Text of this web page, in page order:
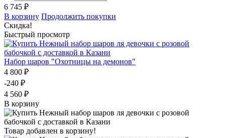
6 745 ₽
В корзину Продолжить покупки
Скидка!
Быстрый просмотр
Набор шаров "Охотницы на демонов"
4 800 ₽
-240 ₽
4 560 ₽
В корзину
Товар добавлен в корзину!